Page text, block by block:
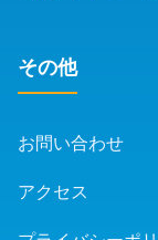
その他
お問い合わせ
アクセス